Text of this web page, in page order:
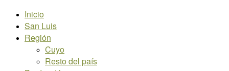
Inicio
San Luis
Región
Cuyo
Resto del país